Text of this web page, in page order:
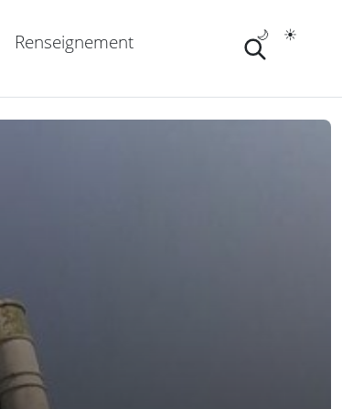
Renseignement ☀️
🌙